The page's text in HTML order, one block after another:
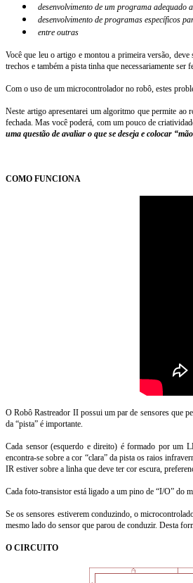
desenvolvimento de um programa adequado
desenvolvimento de programas específicos
entre outras
Você que leu o artigo e montou a primeira versão,
trechos e também a pista tinha que necessariamente ser
Com o uso de um microcontrolador no robô, estes
Neste artigo apresentarei um algoritmo que permite ao
fechada. Mas você poderá, com um pouco de
uma questão de avaliar o que se deseja e colocar
COMO FUNCIONA
O Robô Rastreador II possui um par de sensores que
da “pista” é importante.
Cada sensor (esquerdo e direito) é formado por um
encontra-se sobre a cor “clara” da pista os raios
IR estiver sobre a linha que deve ter cor escura,
Cada foto-transistor está ligado a um pino de “I/O” do
Se os sensores estiverem conduzindo, o
mesmo lado do sensor que parou de conduzir. Desta
O CIRCUITO